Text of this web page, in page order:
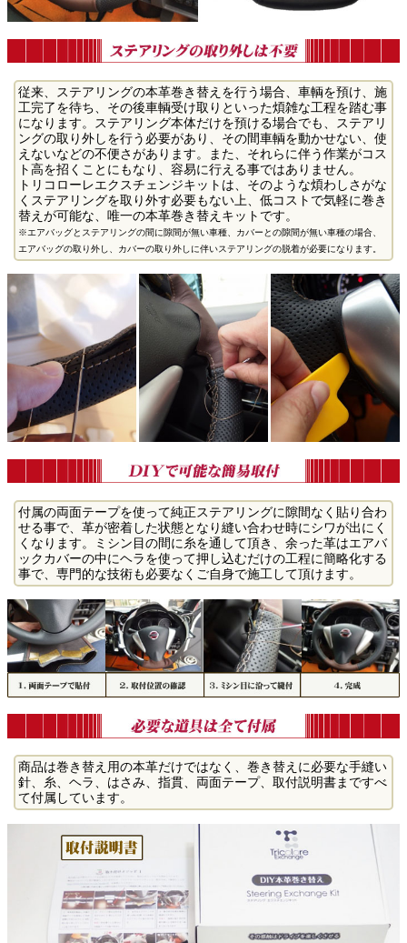
従来、ステアリングの本革巻き替えを行う場合、車輌を預け、施
工完了を待ち、その後車輌受け取りといった煩雑な工程を踏む事
になります。ステアリング本体だけを預ける場合でも、ステアリ
ングの取り外しを行う必要があり、その間車輌を動かせない、使
えないなどの不便さがあります。また、それらに伴う作業がコス
ト高を招くことにもなり、容易に行える事ではありません。
トリコローレエクスチェンジキットは、そのような煩わしさがな
くステアリングを取り外す必要もない上、低コストで気軽に巻き
替えが可能な、唯一の本革巻き替えキットです。
※エアバッグとステアリングの間に隙間が無い車種、カバーとの隙間が無い車種の場合、
エアバッグの取り外し、カバーの取り外しに伴いステアリングの脱着が必要になります。
付属の両面テープを使って純正ステアリングに隙間なく貼り合わ
せる事で、革が密着した状態となり縫い合わせ時にシワが出にく
くなります。ミシン目の間に糸を通して頂き、余った革はエアバ
ックカバーの中にヘラを使って押し込むだけの工程に簡略化する
事で、専門的な技術も必要なくご自身で施工して頂けます。
商品は巻き替え用の本革だけではなく、巻き替えに必要な手縫い
針、糸、ヘラ、はさみ、指貫、両面テープ、取付説明書まですべ
て付属しています。